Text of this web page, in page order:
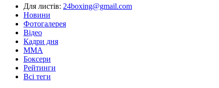
Для листів: 24boxing@gmail.com
Новини
Фотогалерея
Відео
Кадри дня
ММА
Боксери
Рейтинги
Всі теги